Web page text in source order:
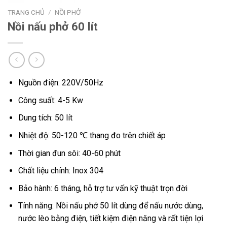
TRANG CHỦ / NỒI PHỞ
Nồi nấu phở 60 lít
Nguồn điện: 220V/50Hz
Công suất: 4-5 Kw
Dung tích: 50 lít
Nhiệt độ: 50-120 ℃ thang đo trên chiết áp
Thời gian đun sôi: 40-60 phút
Chất liệu chính: Inox 304
Bảo hành: 6 tháng, hỗ trợ tư vấn kỹ thuật trọn đời
Tính năng: Nồi nấu phở 50 lít dùng để nấu nước dùng,
nước lèo bằng điện, tiết kiệm điện năng và rất tiện lợi